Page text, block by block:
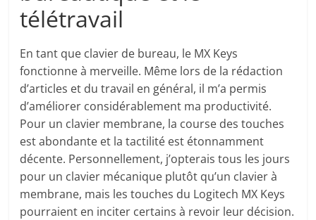
télétravail
En tant que clavier de bureau, le MX Keys
fonctionne à merveille. Même lors de la rédaction
d’articles et du travail en général, il m’a permis
d’améliorer considérablement ma productivité.
Pour un clavier membrane, la course des touches
est abondante et la tactilité est étonnamment
décente. Personnellement, j’opterais tous les jours
pour un clavier mécanique plutôt qu’un clavier à
membrane, mais les touches du Logitech MX Keys
pourraient en inciter certains à revoir leur décision.